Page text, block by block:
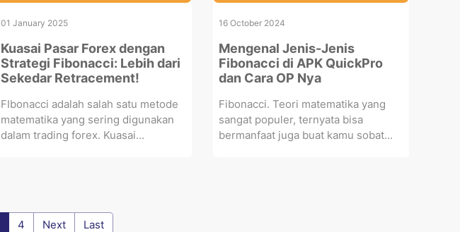
01 January 2025
Kuasai Pasar Forex dengan
Strategi Fibonacci: Lebih dari
Sekedar Retracement!
FIbonacci adalah salah satu metode
matematika yang sering digunakan
dalam trading forex. Kuasai...
16 October 2024
Mengenal Jenis-Jenis
Fibonacci di APK QuickPro
dan Cara OP Nya
Fibonacci. Teori matematika yang
sangat populer, ternyata bisa
bermanfaat juga buat kamu sobat...
4 Next Last